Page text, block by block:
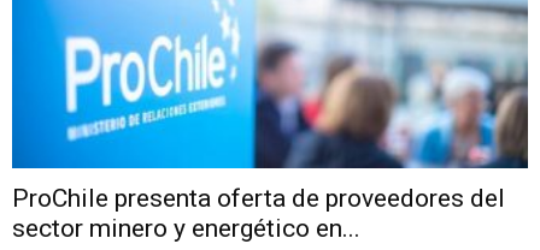
ProChile presenta oferta de proveedores del
sector minero y energético en...